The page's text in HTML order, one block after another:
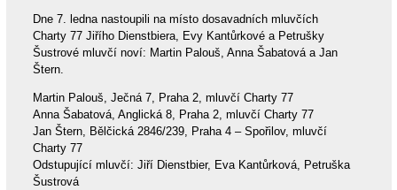
Dne 7. ledna nastoupili na místo dosavadních mluvčích
Charty 77 Jiřího Dienstbiera, Evy Kantůrkové a Petrušky
Šustrové mluvčí noví: Martin Palouš, Anna Šabatová a Jan
Štern.
Martin Palouš, Ječná 7, Praha 2, mluvčí Charty 77
Anna Šabatová, Anglická 8, Praha 2, mluvčí Charty 77
Jan Štern, Bělčická 2846/239, Praha 4 – Spořilov, mluvčí
Charty 77
Odstupující mluvčí: Jiří Dienstbier, Eva Kantůrková, Petruška
Šustrová